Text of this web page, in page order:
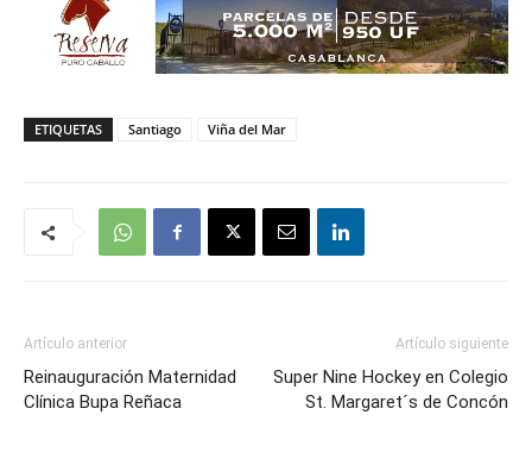
ETIQUETAS Santiago Viña del Mar
Artículo anterior
Reinauguración Maternidad
Clínica Bupa Reñaca
Artículo siguiente
Super Nine Hockey en Colegio
St. Margaret´s de Concón